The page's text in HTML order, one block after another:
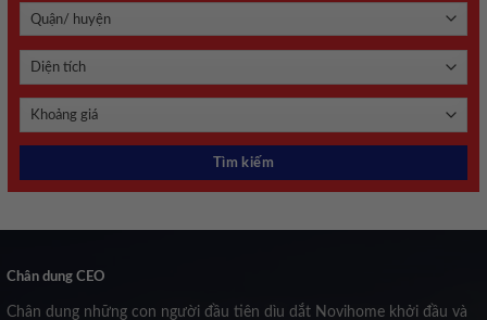
Chân dung CEO
Chân dung những con người đầu tiên dìu dắt Novihome khởi đầu và